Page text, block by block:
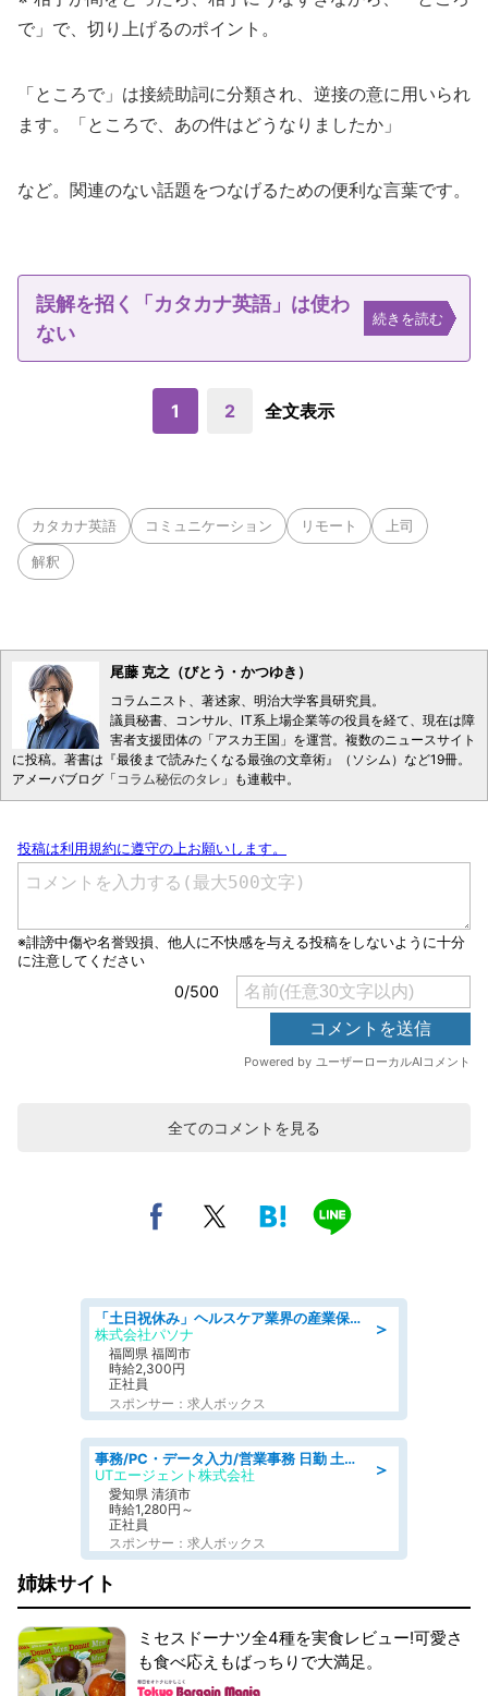
で」で、切り上げるのポイント。
「ところで」は接続助詞に分類され、逆接の意に用いられ
ます。「ところで、あの件はどうなりましたか」
など。関連のない話題をつなげるための便利な言葉です。
誤解を招く「カタカナ英語」は使わ
ない
続きを読む
1 2 全文表示
カタカナ英語 コミュニケーション リモート 上司
解釈
尾藤 克之（びとう・かつゆき）
コラムニスト、著述家、明治大学客員研究員。
議員秘書、コンサル、IT系上場企業等の役員を経て、現在は障
害者支援団体の「アスカ王国」を運営。複数のニュースサイト
に投稿。著書は『最後まで読みたくなる最強の文章術』（ソシム）など19冊。
アメーバブログ「コラム秘伝のタレ 」も連載中。
全てのコメントを見る
＞
「土日祝休み」ヘルスケア業界の産業保健師/高時給/未経験OK/要資格:保健師、正看護師
株式会社パソナ
福岡県 福岡市
時給2,300円
正社員
スポンサー：求人ボックス
＞
事務/PC・データ入力/営業事務 日勤 土日休み 残業少なめ 車通勤OK 総合事務
UTエージェント株式会社
愛知県 清須市
時給1,280円～
正社員
スポンサー：求人ボックス
姉妹サイト
ミセスドーナツ全4種を実食レビュー!可愛さ
も食べ応えもばっちりで大満足。